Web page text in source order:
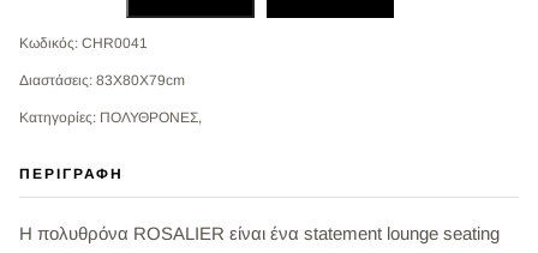
Κωδικός: CHR0041
Διαστάσεις: 83X80X79cm
Κατηγορίες: ΠΟΛΥΘΡΟΝΕΣ,
ΠΕΡΙΓΡΑΦΉ
Η πολυθρόνα ROSALIER είναι ένα statement lounge seating